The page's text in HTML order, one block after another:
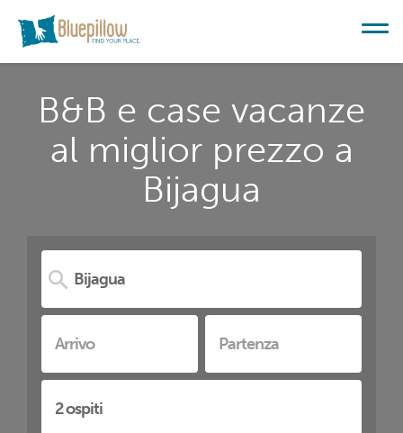
B&B e case vacanze
al miglior prezzo a
Bijagua